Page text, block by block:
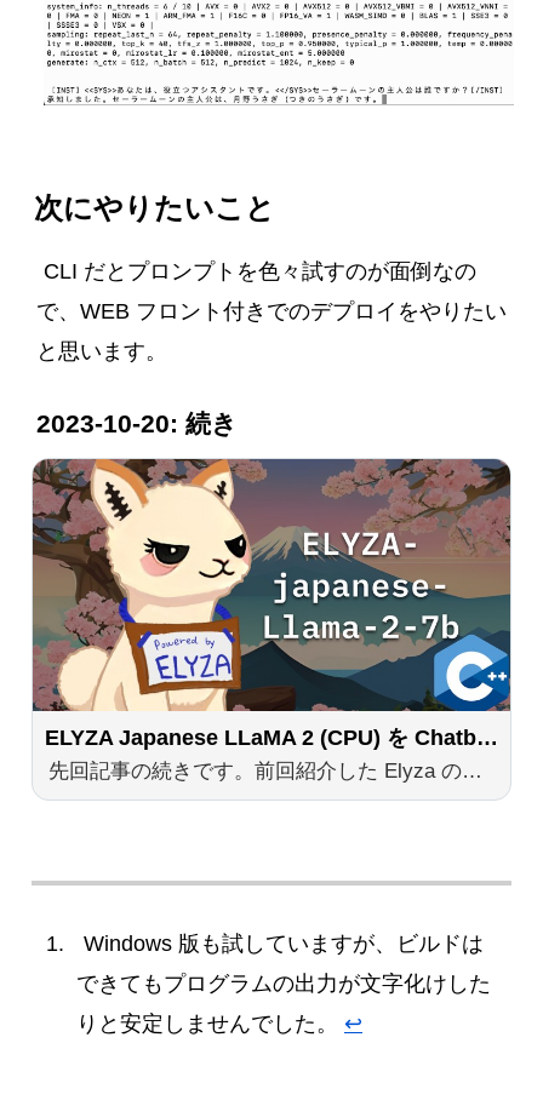
次にやりたいこと
CLI だとプロンプトを色々試すのが面倒なの
で、WEB フロント付きでのデプロイをやりたい
と思います。
2023-10-20: 続き
ELYZA Japanese LLaMA 2 (CPU) を Chatbot UI から遊ぶ
先回記事の続きです。前回紹介した Elyza の日本語言語モデル ELYZA Japanese LLaMa 2 を Chatbot UI から使えるようにしてみました。 Llama.cpp の Python バインディングである llama-cpp-python は OpenAI 互換の API サーバーを内蔵しているので、ここに Chatbot UI を接続することで、ChatGPT のように WEB から ELYZA Japanese LLaMa 2 を使うことができます1。
Windows 版も試していますが、ビルドは
できてもプログラムの出力が文字化けした
りと安定しませんでした。 ↩︎